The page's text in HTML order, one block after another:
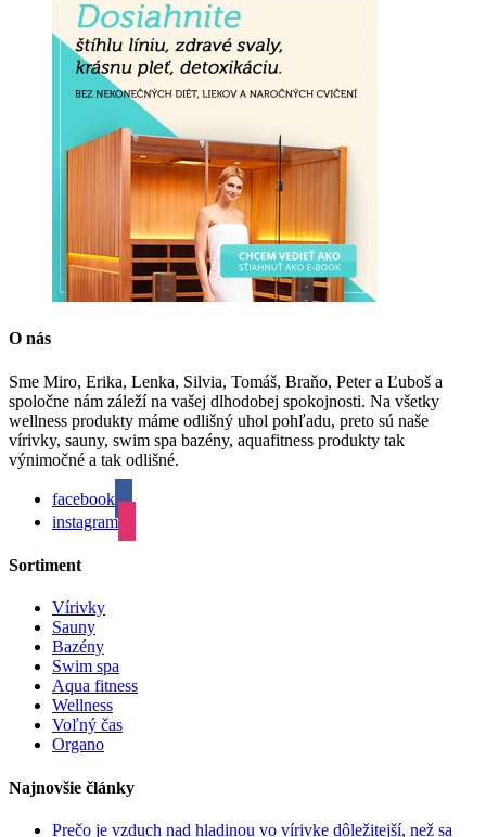
O nás
Sme Miro, Erika, Lenka, Silvia, Tomáš, Braňo, Peter a Ľuboš a
spoločne nám záleží na vašej dlhodobej spokojnosti. Na všetky
wellness produkty máme odlišný uhol pohľadu, preto sú naše
vírivky, sauny, swim spa bazény, aquafitness produkty tak
výnimočné a tak odlišné.
facebook
instagram
Sortiment
Vírivky
Sauny
Bazény
Swim spa
Aqua fitness
Wellness
Voľný čas
Organo
Najnovšie články
Prečo je vzduch nad hladinou vo vírivke dôležitejší, než sa